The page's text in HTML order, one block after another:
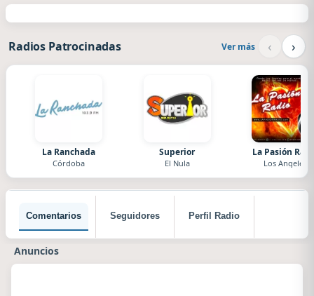
Radios Patrocinadas Ver más ‹ ›
La Ranchada
Córdoba
Superior
El Nula
La Pasión
Los Angeles
Comentarios Seguidores Perfil Radio
Anuncios